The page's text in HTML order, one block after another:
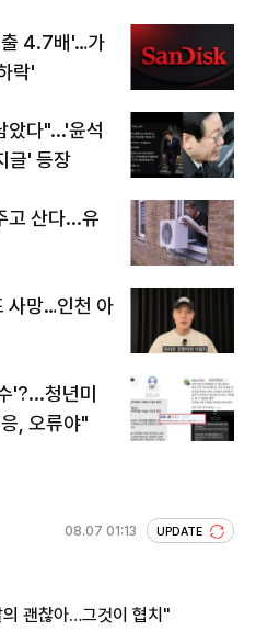
출 4.7배'…가
락'
았다"...'윤석
글' 등장
고 산다...유
사망…인천 아
'?...청년미
, 오류야"
08.07 01:13 UPDATE
괜찮아…그것이 협치"